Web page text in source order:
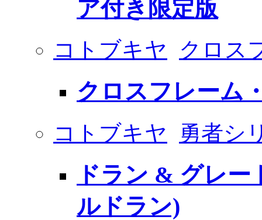
ア付き限定版
コトブキヤ クロス
クロスフレーム
コトブキヤ 勇者シ
ドラン & グレ
ルドラン)